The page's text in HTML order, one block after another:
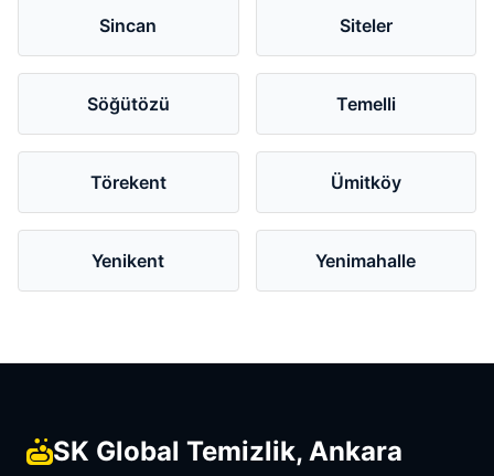
Sincan Siteler
Söğütözü Temelli
Törekent Ümitköy
Yenikent Yenimahalle
SK Global Temizlik, Ankara